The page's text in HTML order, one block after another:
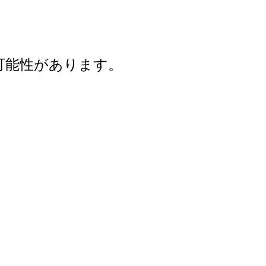
性があります。